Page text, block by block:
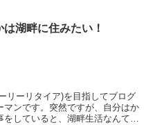
は湖畔に住みたい！
リーリタイア)を目指してブログ
ンです。突然ですが、自分はか
していると、湖畔生活なんて夢